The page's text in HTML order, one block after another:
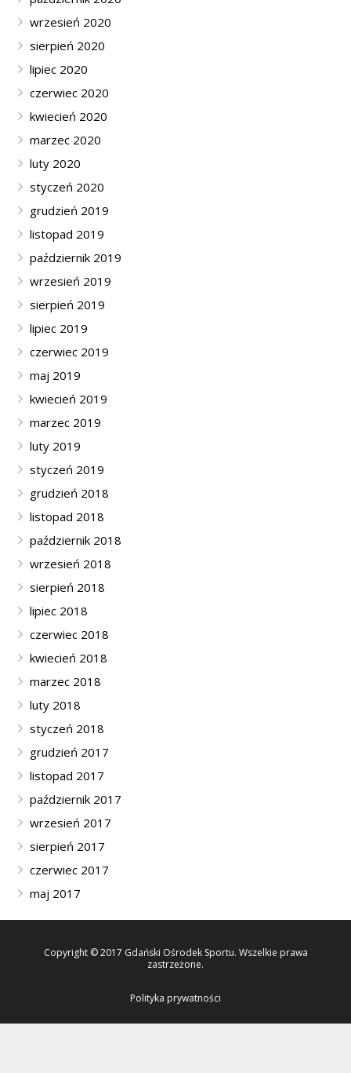
wrzesień 2020
sierpień 2020
lipiec 2020
czerwiec 2020
kwiecień 2020
marzec 2020
luty 2020
styczeń 2020
grudzień 2019
listopad 2019
październik 2019
wrzesień 2019
sierpień 2019
lipiec 2019
czerwiec 2019
maj 2019
kwiecień 2019
marzec 2019
luty 2019
styczeń 2019
grudzień 2018
listopad 2018
październik 2018
wrzesień 2018
sierpień 2018
lipiec 2018
czerwiec 2018
kwiecień 2018
marzec 2018
luty 2018
styczeń 2018
grudzień 2017
listopad 2017
październik 2017
wrzesień 2017
sierpień 2017
czerwiec 2017
maj 2017
Copyright © 2017 Gdański Ośrodek Sportu. Wszelkie prawa
zastrzeżone.
Polityka prywatności